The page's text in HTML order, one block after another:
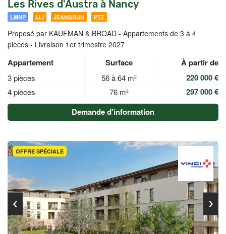
Les Rives d'Austra à Nancy
LMNP LLI JEANBRUN PTZ
Proposé par KAUFMAN & BROAD - Appartements de 3 à 4
pièces - Livraison 1er trimestre 2027
Appartement Surface À partir de
3 pièces 56 à 64 m² 220 000 €
4 pièces 76 m²
297 000 €
Demande d'information
OFFRE SPÉCIALE